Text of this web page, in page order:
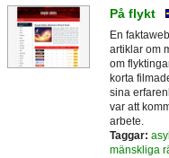
På flykt
En
artiklar om
om
korta
sina
var att
arbete.
Taggar:
mänskliga